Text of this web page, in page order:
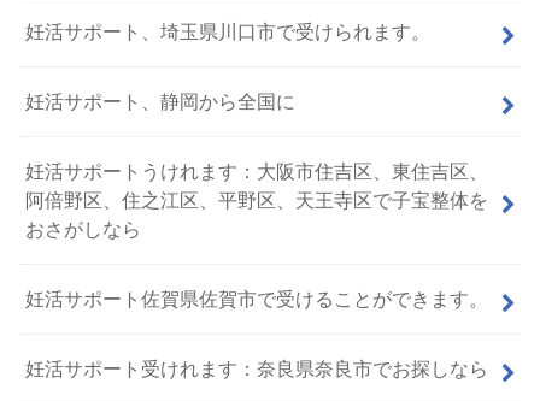
妊活サポート、埼玉県川口市で受けられます。
妊活サポート、静岡から全国に
妊活サポートうけれます：大阪市住吉区、東住吉区、
阿倍野区、住之江区、平野区、天王寺区で子宝整体を
おさがしなら
妊活サポート佐賀県佐賀市で受けることができます。
妊活サポート受けれます：奈良県奈良市でお探しなら